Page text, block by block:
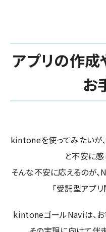
アプリの作成
お
kintoneを使ってみたいが
と不安に感
そんな不安に応えるのが
「受託型アプリ
kintoneゴールNaviは、お